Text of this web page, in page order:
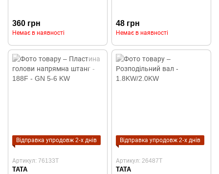
360 грн
Немає в наявності
48 грн
Немає в наявності
Відправка упродовж 2-х днів
Артикул: 76133T
TATA
Відправка упродовж 2-х днів
Артикул: 26487T
TATA